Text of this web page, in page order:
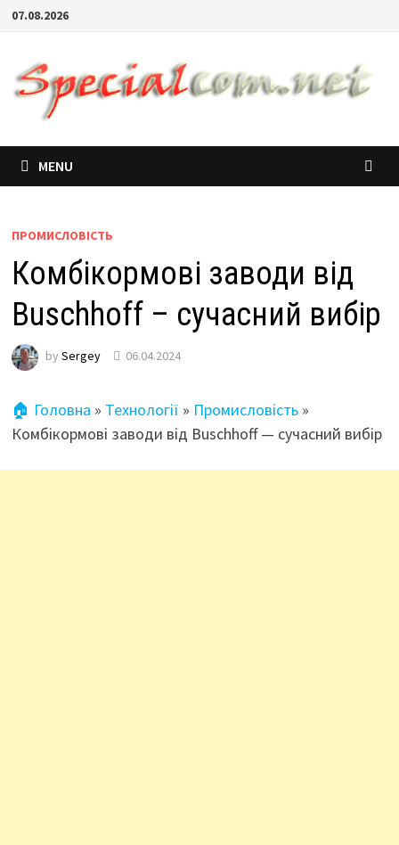
07.08.2026
MENU
ПРОМИСЛОВІСТЬ
Комбікормові заводи від
Buschhoff – сучасний вибір
by Sergey 06.04.2024
🏠 Головна » Технології » Промисловість»
Комбікормові заводи від Buschhoff — сучасний вибір